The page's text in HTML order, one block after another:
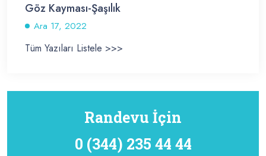
Göz Kayması-Şaşılık
Ara 17, 2022
Tüm Yazıları Listele >>>
Randevu İçin
0 (344) 235 44 44